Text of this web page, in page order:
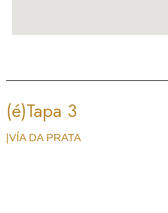
(é)Tapa 3
|VÍA DA PRATA